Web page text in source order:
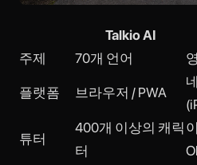
Talkio AI
주제
70개 언어
플랫폼 브라우저 / PWA
튜터
400개 이상의 캐릭
터